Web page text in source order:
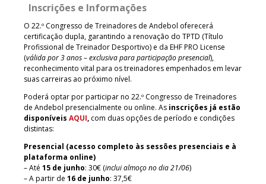
Inscrições e Informações
O 22.º Congresso de Treinadores de Andebol oferecerá
certificação dupla, garantindo a renovação do TPTD (Título
Profissional de Treinador Desportivo) e da EHF PRO License
(válida por 3 anos – exclusiva para participação presencial),
reconhecimento vital para os treinadores empenhados em levar
suas carreiras ao próximo nível.
Poderá optar por participar no 22.º Congresso de Treinadores
de Andebol presencialmente ou online. As inscrições já estão
disponíveis AQUI, com duas opções de período e condições
distintas:
Presencial (acesso completo às sessões presenciais e à
plataforma online)
– Até 15 de junho: 30€ (inclui almoço no dia 21/06)
– A partir de 16 de junho: 37,5€